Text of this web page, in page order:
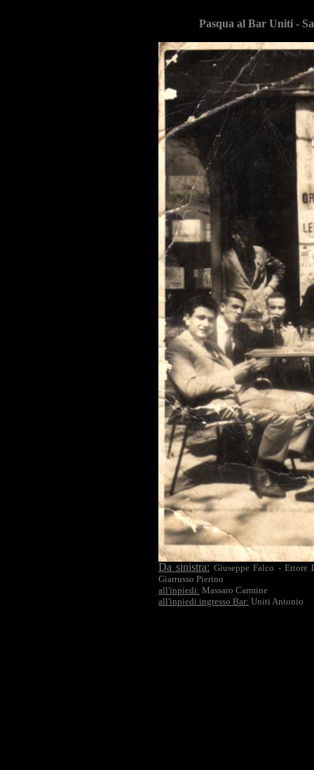
Pasqua al Bar Uniti -
Da sinistra: Giuseppe Falco - Ettore
Giarrusso Pierino
all'inpiedi: Massaro Carmine
all'inpiedi ingresso Bar: Uniti Antonio